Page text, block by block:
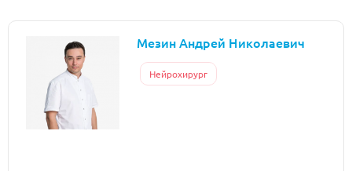
Мезин Андрей Николаевич
Нейрохирург